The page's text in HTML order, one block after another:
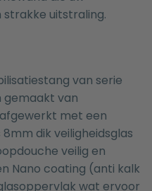
uitstraling.
van serie
gemaakt van
met een
dik veiligheidsglas
veilig en
Nano coating (anti kalk
wat ervoor